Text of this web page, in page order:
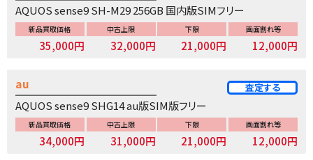
AQUOS sense9 SH-M29 256GB 国内版SIMフリー
新品買取価格
35,000円
中古上限
32,000円
下限
21,000円
画面割れ等
12,000円
AQUOS sense9 SHG14 au版SIM版フリー
au 査定する
新品買取価格
34,000円
中古上限
31,000円
下限
21,000円
画面割れ等
12,000円